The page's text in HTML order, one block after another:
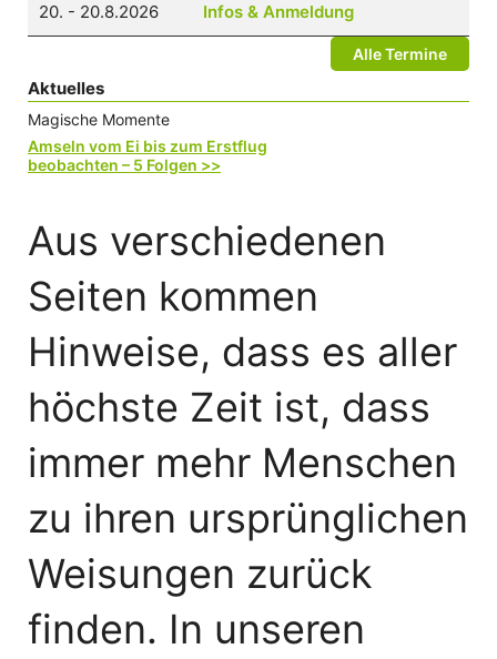
Aus verschiedenen
Seiten kommen
Hinweise, dass es aller
höchste Zeit ist, dass
immer mehr Menschen
zu ihren ursprünglichen
Weisungen zurück
finden. In unseren
20. - 20.8.2026
Infos & Anmeldung
Alle Termine
Aktuelles
Magische Momente
Amseln vom Ei bis zum Erstflug
beobachten – 5 Folgen >>